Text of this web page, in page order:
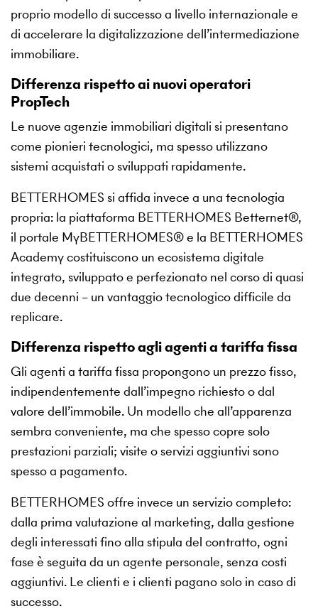
proprio modello di successo a livello internazionale e
di accelerare la digitalizzazione dell’intermediazione
immobiliare.
Differenza rispetto ai nuovi operatori
PropTech
Le nuove agenzie immobiliari digitali si presentano
come pionieri tecnologici, ma spesso utilizzano
sistemi acquistati o sviluppati rapidamente.
BETTERHOMES si affida invece a una tecnologia
propria: la piattaforma BETTERHOMES Betternet®,
il portale MyBETTERHOMES® e la BETTERHOMES
Academy costituiscono un ecosistema digitale
integrato, sviluppato e perfezionato nel corso di quasi
due decenni – un vantaggio tecnologico difficile da
replicare.
Differenza rispetto agli agenti a tariffa fissa
Gli agenti a tariffa fissa propongono un prezzo fisso,
indipendentemente dall’impegno richiesto o dal
valore dell’immobile. Un modello che all’apparenza
sembra conveniente, ma che spesso copre solo
prestazioni parziali; visite o servizi aggiuntivi sono
spesso a pagamento.
BETTERHOMES offre invece un servizio completo:
dalla prima valutazione al marketing, dalla gestione
degli interessati fino alla stipula del contratto, ogni
fase è seguita da un agente personale, senza costi
aggiuntivi. Le clienti e i clienti pagano solo in caso di
successo.